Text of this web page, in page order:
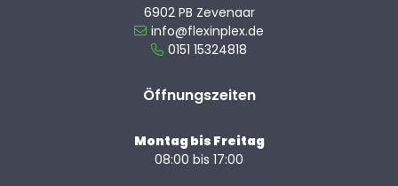
6902 PB Zevenaar
info@flexinplex.de
0151 15324818
Öffnungszeiten
Montag bis Freitag
08:00 bis 17:00